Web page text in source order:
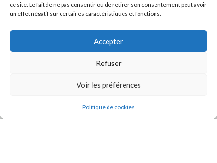
ce site. Le fait de ne pas consentir ou de retirer son consentement peut avoir
un effet négatif sur certaines caractéristiques et fonctions.
Accepter
Refuser
Voir les préférences
Politique de cookies
Politique de confidentialité
INSTAGRAM